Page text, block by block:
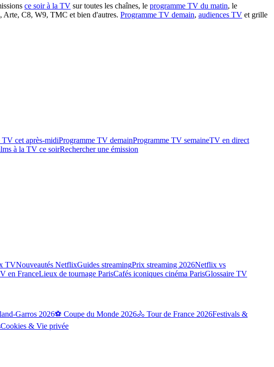
ce soir à la TV sur toutes les chaînes, le programme TV du matin, le
Arte, C8, W9, TMC et bien d'autres. Programme TV demain, audiences TV et grille
TV cet après-midiProgramme TV demainProgramme TV semaineTV en direct
à la TV ce soirRechercher une émission
TVNouveautés NetflixGuides streamingPrix streaming 2026Netflix vs
en FranceLieux de tournage ParisCafés iconiques cinéma ParisGlossaire TV
Garros 2026⚽ Coupe du Monde 2026🚴 Tour de France 2026Festivals &
Cookies & Vie privée